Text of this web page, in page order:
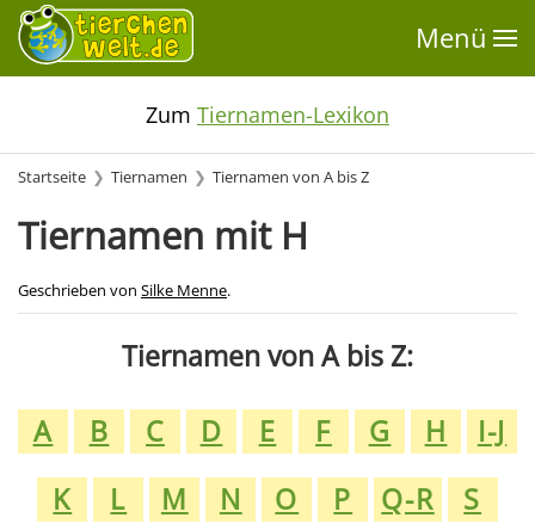
Menü
Zum Tiernamen-Lexikon
Startseite Tiernamen Tiernamen von A bis Z
Tiernamen mit H
Geschrieben von Silke Menne.
Tiernamen von A bis Z:
A
B C D E F G H
I-J
K
L M N O P Q-R
S